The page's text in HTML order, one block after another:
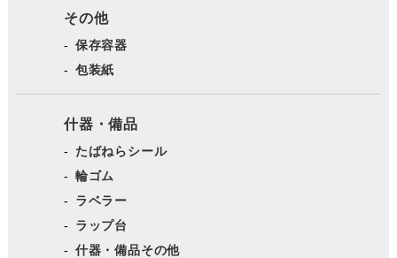
その他
保存容器
包装紙
什器・備品
たばねらシール
輪ゴム
ラベラー
ラップ台
什器・備品その他